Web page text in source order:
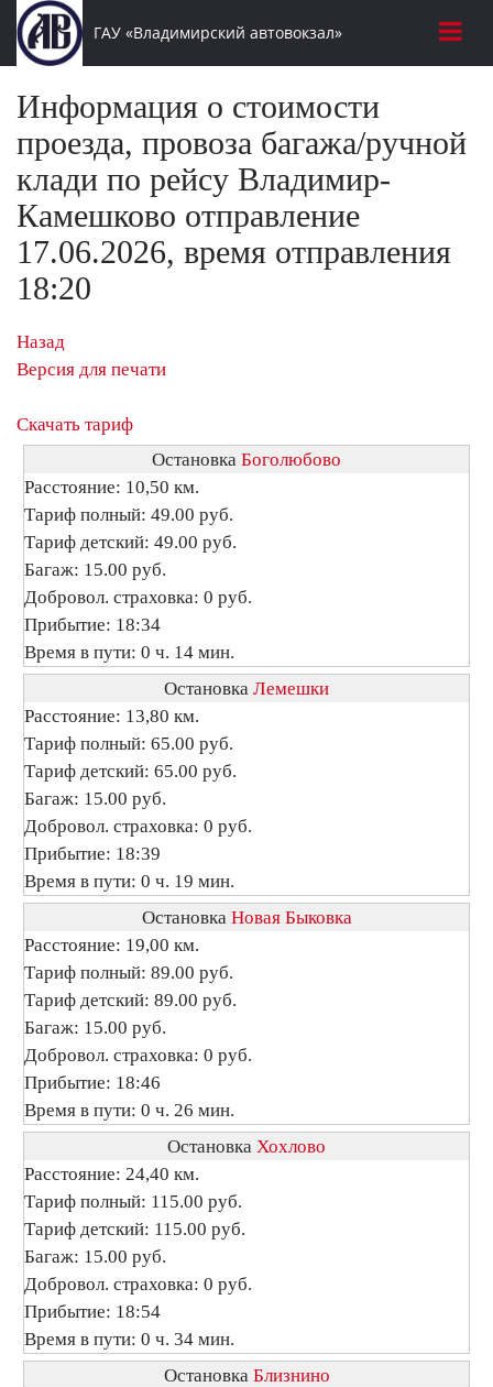
ГАУ «Владимирский автовокзал»
Информация о стоимости
проезда, провоза багажа/ручной
клади по рейсу Владимир-
Камешково отправление
17.06.2026, время отправления
18:20
Назад
Версия для печати
Скачать тариф
Остановка Боголюбово
Расстояние: 10,50 км.
Тариф полный: 49.00 руб.
Тариф детский: 49.00 руб.
Багаж: 15.00 руб.
Добровол. страховка: 0 руб.
Прибытие: 18:34
Время в пути: 0 ч. 14 мин.
Остановка Лемешки
Расстояние: 13,80 км.
Тариф полный: 65.00 руб.
Тариф детский: 65.00 руб.
Багаж: 15.00 руб.
Добровол. страховка: 0 руб.
Прибытие: 18:39
Время в пути: 0 ч. 19 мин.
Остановка Новая Быковка
Расстояние: 19,00 км.
Тариф полный: 89.00 руб.
Тариф детский: 89.00 руб.
Багаж: 15.00 руб.
Добровол. страховка: 0 руб.
Прибытие: 18:46
Время в пути: 0 ч. 26 мин.
Остановка Хохлово
Расстояние: 24,40 км.
Тариф полный: 115.00 руб.
Тариф детский: 115.00 руб.
Багаж: 15.00 руб.
Добровол. страховка: 0 руб.
Прибытие: 18:54
Время в пути: 0 ч. 34 мин.
Остановка Близнино